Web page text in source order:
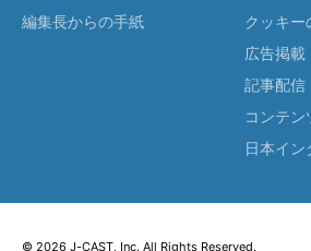
編集長からの手紙
クッキー
広告掲載
記事配信
コンテン
日本イン
© 2026 J-CAST, Inc. All Rights Reserved.